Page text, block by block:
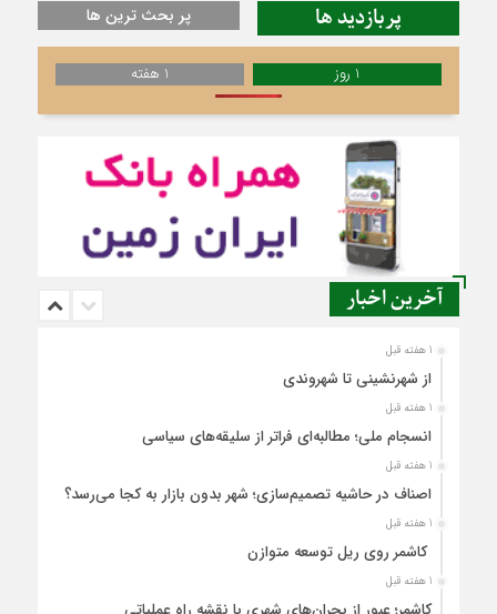
پربازدید ها پر بحث ترین ها
1 روز 1 هفته
آخرین اخبار
1 هفته قبل
از شهرنشینی تا شهروندی
1 هفته قبل
انسجام ملی؛ مطالبه‌ای فراتر از سلیقه‌های سیاسی
1 هفته قبل
اصناف در حاشیه تصمیم‌سازی؛ شهر بدون بازار به کجا می‌رسد؟
1 هفته قبل
کاشمر روی ریل توسعه متوازن
1 هفته قبل